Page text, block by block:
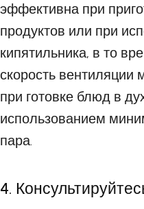
эффективна при
продуктов или при
кипятильника, в то
скорость вентиляции
при готовке блюд в
использованием
пара.
4.